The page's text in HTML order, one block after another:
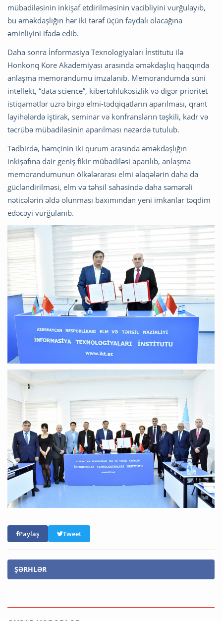
mübadiləsinin inkişaf etdirilməsinin vacibliyini vurğulayıb,
bu əməkdaşlığın hər iki tərəf üçün faydalı olacağına
əminliyini ifadə edib.
Daha sonra İnformasiya Texnologiyaları İnstitutu ilə
Honkonq Kore Akademiyası arasında əməkdaşlıq haqqında
anlaşma memorandumu imzalanıb. Memorandumda süni
intellekt, “data science”, kibertəhlükəsizlik və digər prioritet
istiqamətlər üzrə birgə elmi-tədqiqatların aparılması, qrant
layihələrdə iştirak, seminar və konfransların təşkili, kadr və
təcrübə mübadiləsinin aparılması nəzərdə tutulub.
Tədbirdə, həmçinin iki qurum arasında əməkdaşlığın
inkişafına dair geniş fikir mübadiləsi aparılıb, anlaşma
memorandumunun ölkələrarası elmi əlaqələrin daha da
gücləndirilməsi, elm və təhsil sahəsində daha səmərəli
nəticələrin əldə olunması baxımından yeni imkanlar təqdim
edəcəyi vurğulanıb.
Paylaş Tweet
ŞƏRHLƏR